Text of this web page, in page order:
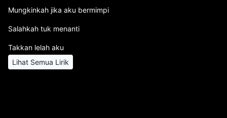
Mungkinkah jika aku bermimpi
Salahkah tuk menanti
Takkan lelah aku
Lihat Semua Lirik